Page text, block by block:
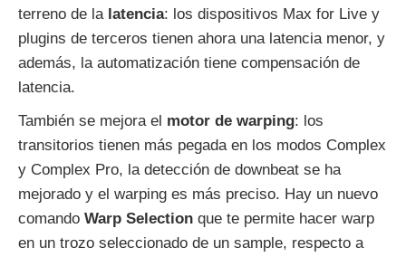
terreno de la latencia: los dispositivos Max for Live y
plugins de terceros tienen ahora una latencia menor, y
además, la automatización tiene compensación de
latencia.
También se mejora el motor de warping: los
transitorios tienen más pegada en los modos Complex
y Complex Pro, la detección de downbeat se ha
mejorado y el warping es más preciso. Hay un nuevo
comando Warp Selection que te permite hacer warp
en un trozo seleccionado de un sample, respecto a